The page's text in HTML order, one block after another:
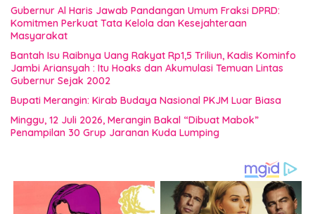
Gubernur Al Haris Jawab Pandangan Umum Fraksi DPRD:
Komitmen Perkuat Tata Kelola dan Kesejahteraan
Masyarakat
Bantah Isu Raibnya Uang Rakyat Rp1,5 Triliun, Kadis Kominfo
Jambi Ariansyah : Itu Hoaks dan Akumulasi Temuan Lintas
Gubernur Sejak 2002
Bupati Merangin: Kirab Budaya Nasional PKJM Luar Biasa
Minggu, 12 Juli 2026, Merangin Bakal “Dibuat Mabok”
Penampilan 30 Grup Jaranan Kuda Lumping